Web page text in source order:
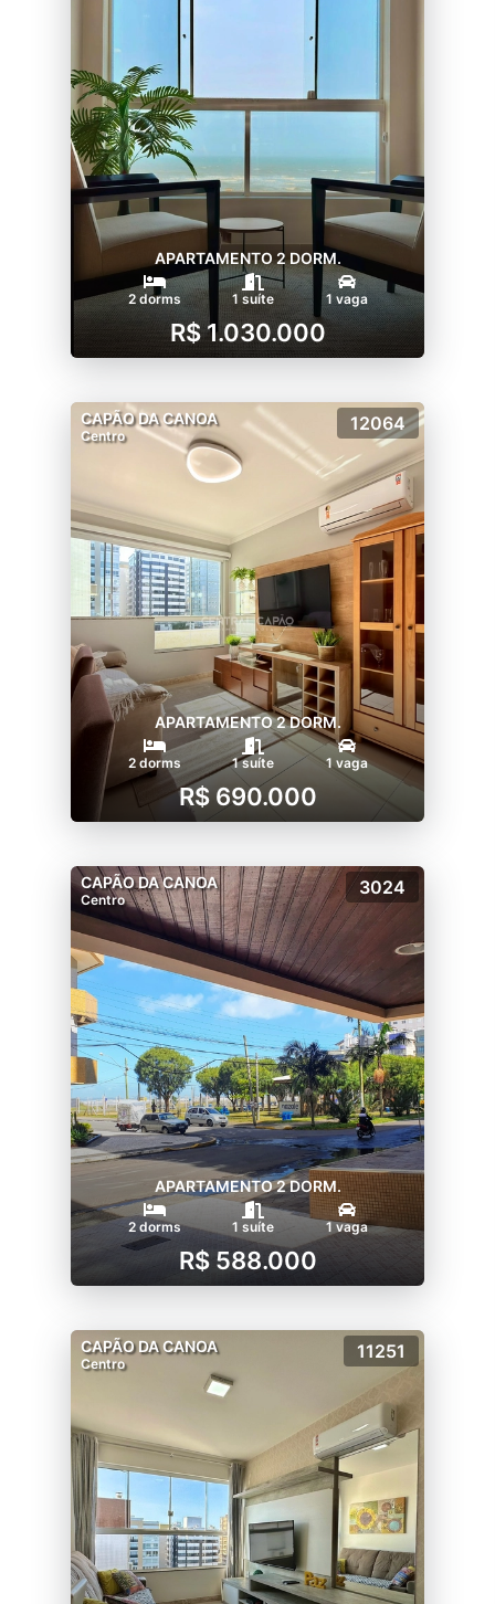
APARTAMENTO 2 DORM.
2 dorms 1 suíte 1 vaga
R$ 1.030.000
CAPÃO DA CANOA
Centro
12064
APARTAMENTO 2 DORM.
2 dorms 1 suíte 1 vaga
R$ 690.000
CAPÃO DA CANOA
Centro
3024
APARTAMENTO 2 DORM.
2 dorms 1 suíte 1 vaga
R$ 588.000
CAPÃO DA CANOA
Centro
11251